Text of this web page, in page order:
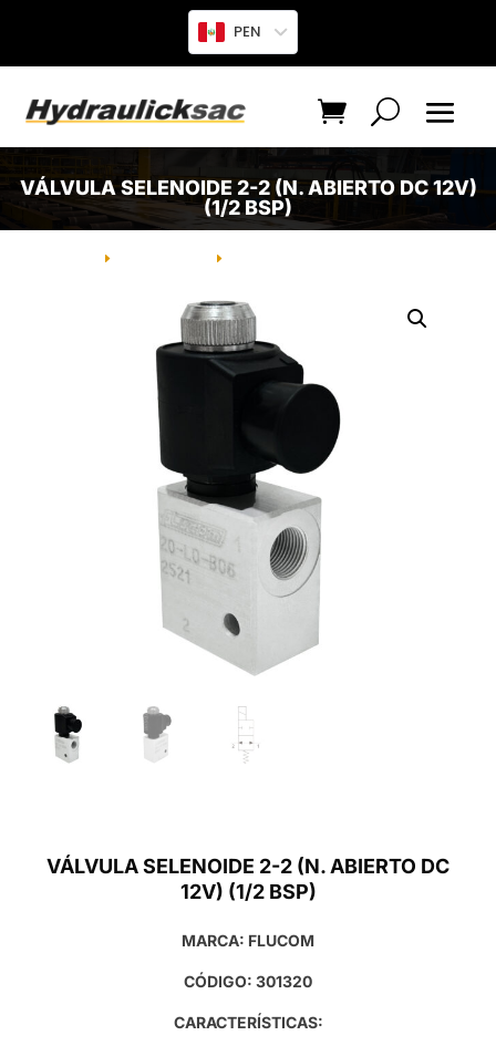
PEN
VÁLVULA SELENOIDE 2-2 (N. ABIERTO DC 12V)
(1/2 BSP)
E E
VÁLVULA SELENOIDE 2-2 (N. ABIERTO DC
12V) (1/2 BSP)
MARCA: FLUCOM
CÓDIGO: 301320
CARACTERÍSTICAS: